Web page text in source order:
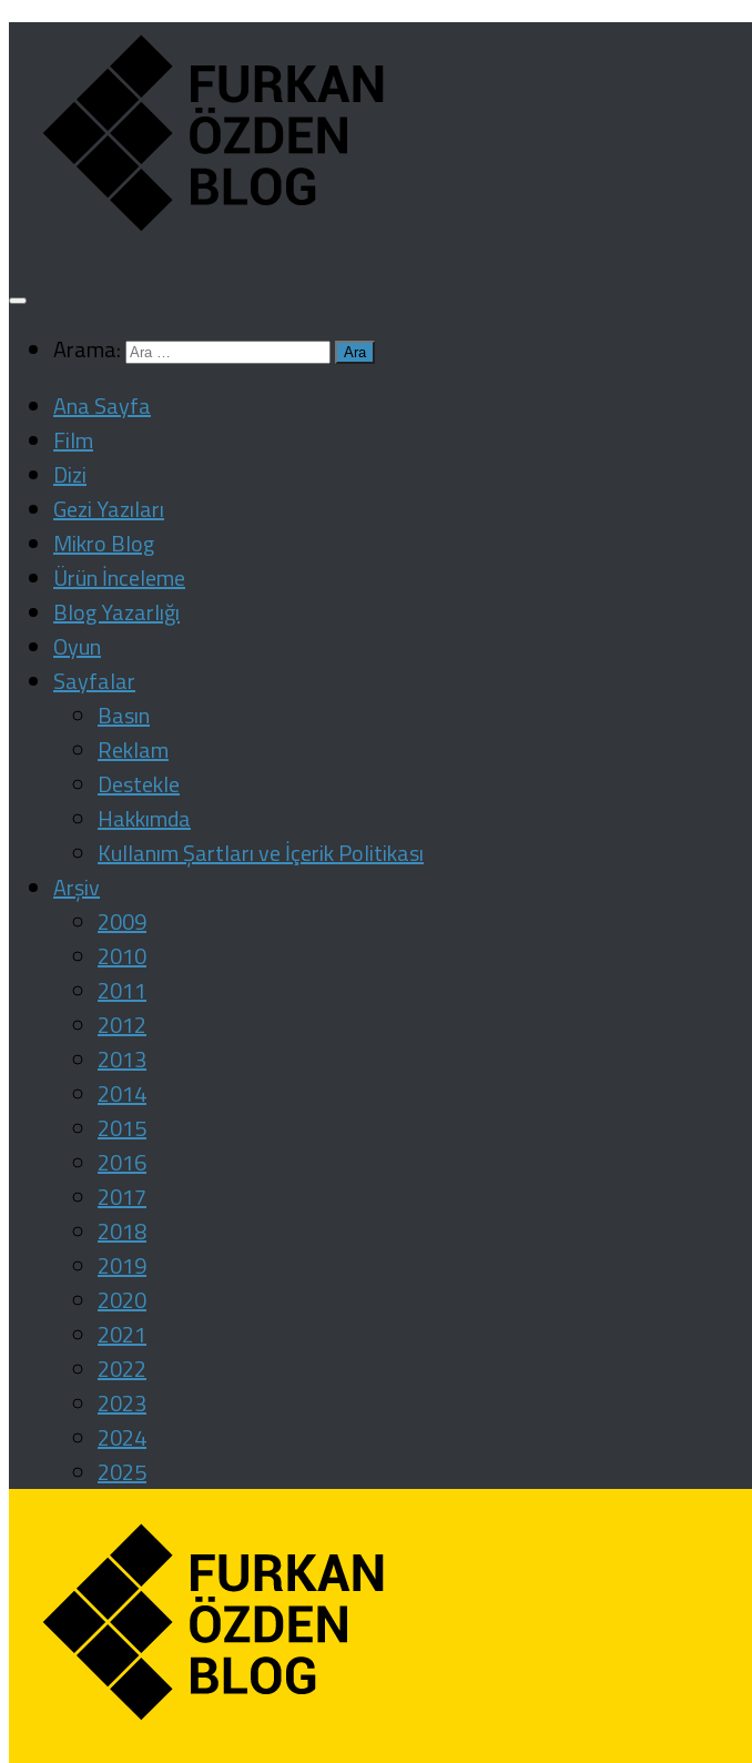
Arama:
Ana Sayfa
Film
Dizi
Gezi Yazıları
Mikro Blog
Ürün İnceleme
Blog Yazarlığı
Oyun
Sayfalar
Basın
Reklam
Destekle
Hakkımda
Kullanım Şartları ve İçerik Politikası
Arşiv
2009
2010
2011
2012
2013
2014
2015
2016
2017
2018
2019
2020
2021
2022
2023
2024
2025